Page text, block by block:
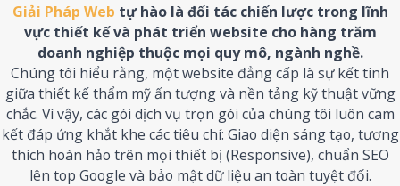
Giải Pháp Web tự hào là đối tác chiến lược trong lĩnh
vực thiết kế và phát triển website cho hàng trăm
doanh nghiệp thuộc mọi quy mô, ngành nghề.
Chúng tôi hiểu rằng, một website đẳng cấp là sự kết tinh
giữa thiết kế thẩm mỹ ấn tượng và nền tảng kỹ thuật vững
chắc. Vì vậy, các gói dịch vụ trọn gói của chúng tôi luôn cam
kết đáp ứng khắt khe các tiêu chí: Giao diện sáng tạo, tương
thích hoàn hảo trên mọi thiết bị (Responsive), chuẩn SEO
lên top Google và bảo mật dữ liệu an toàn tuyệt đối.